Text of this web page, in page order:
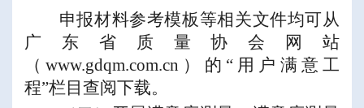
申报材料参考模板等相关文件均可从
广东省质量协会网站
（www.gdqm.com.cn ） 的 “用户满意工
程”栏目查阅下载。